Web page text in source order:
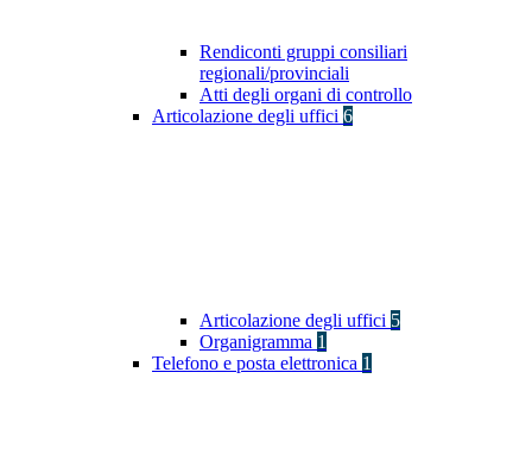
Rendiconti gruppi consiliari
regionali/provinciali
Atti degli organi di controllo
Articolazione degli uffici 6
Articolazione degli uffici 5
Organigramma 1
Telefono e posta elettronica 1